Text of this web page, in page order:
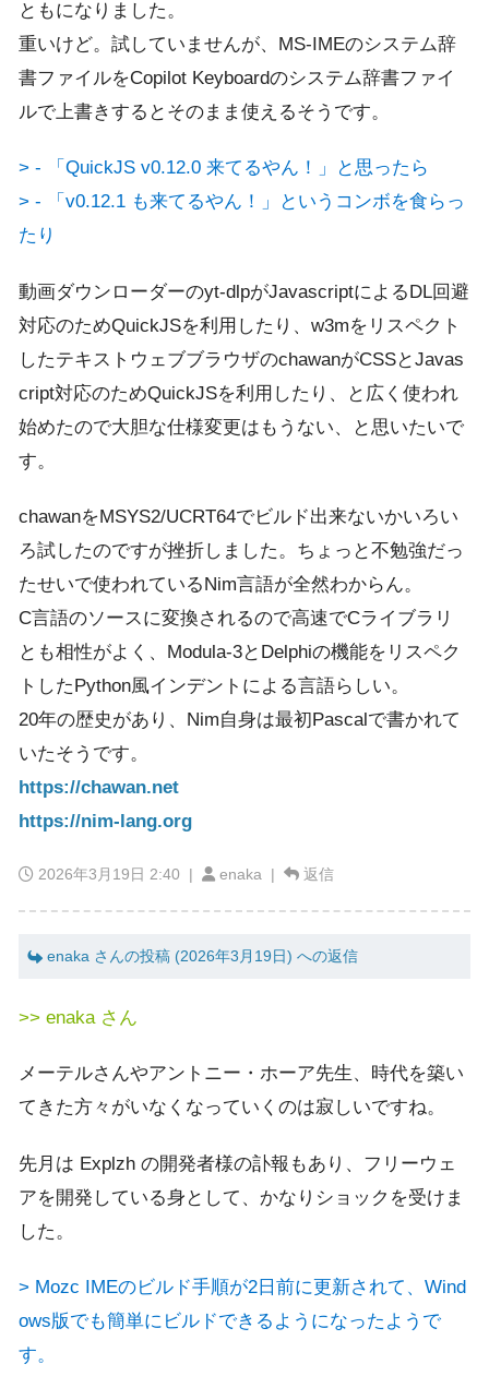
ともになりました。
重いけど。試していませんが、MS-IMEのシステム辞
書ファイルをCopilot Keyboardのシステム辞書ファイ
ルで上書きするとそのまま使えるそうです。
> - 「QuickJS v0.12.0 来てるやん！」と思ったら
> - 「v0.12.1 も来てるやん！」というコンボを食らっ
たり
動画ダウンローダーのyt-dlpがJavascriptによるDL回避
対応のためQuickJSを利用したり、w3mをリスペクト
したテキストウェブブラウザのchawanがCSSとJavas
cript対応のためQuickJSを利用したり、と広く使われ
始めたので大胆な仕様変更はもうない、と思いたいで
す。
chawanをMSYS2/UCRT64でビルド出来ないかいろい
ろ試したのですが挫折しました。ちょっと不勉強だっ
たせいで使われているNim言語が全然わからん。
C言語のソースに変換されるので高速でCライブラリ
とも相性がよく、Modula-3とDelphiの機能をリスペク
トしたPython風インデントによる言語らしい。
20年の歴史があり、Nim自身は最初Pascalで書かれて
いたそうです。
https://chawan.net
https://nim-lang.org
2026年3月19日 2:40 | enaka | 返信
enaka さんの投稿 (2026年3月19日) への返信
>> enaka さん
メーテルさんやアントニー・ホーア先生、時代を築い
てきた方々がいなくなっていくのは寂しいですね。
先月は Explzh の開発者様の訃報もあり、フリーウェ
アを開発している身として、かなりショックを受けま
した。
> Mozc IMEのビルド手順が2日前に更新されて、Wind
ows版でも簡単にビルドできるようになったようで
す。